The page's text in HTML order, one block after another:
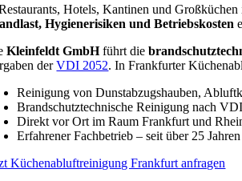
Hotels, Kantinen und
Hygienerisiken und Betriebskosten
Kleinfeldt GmbHführt die
derVDI 2052. In Frankfurter
Reinigung von Dunstabzugshauben,
Brandschutztechnische Reinigung nach
Direkt vor Ort im Raum Frankfurt und
Erfahrener Fachbetrieb – seit über 25
Küchenabluftreinigung Frankfurt anfragen